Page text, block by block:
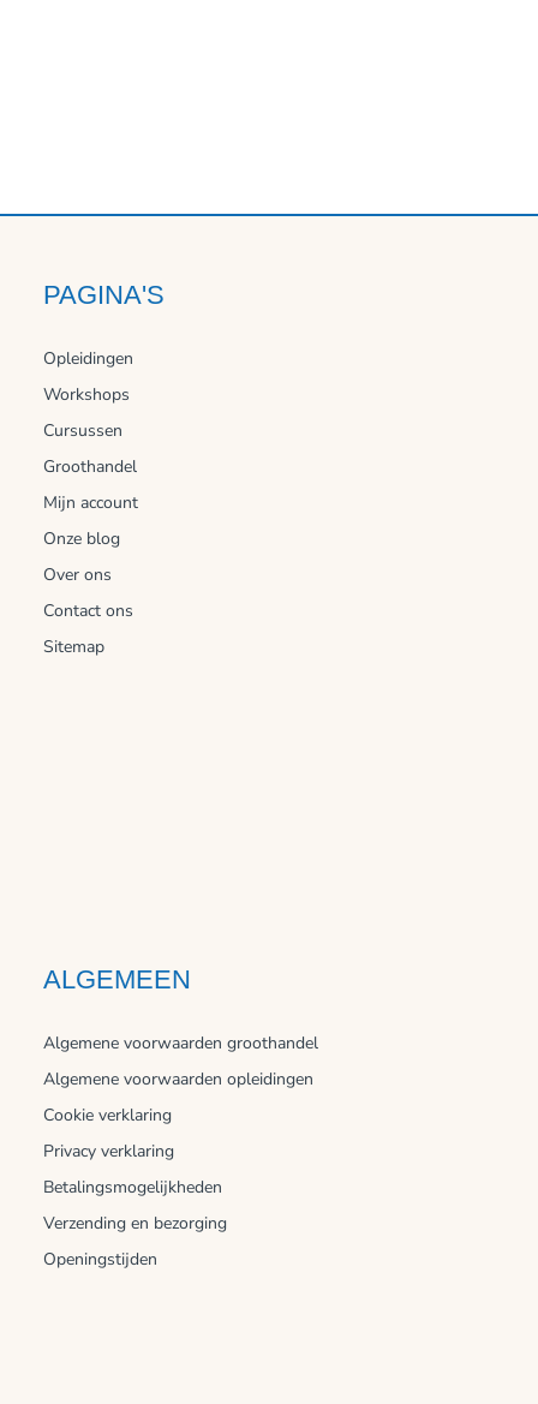
PAGINA'S
Opleidingen
Workshops
Cursussen
Groothandel
Mijn account
Onze blog
Over ons
Contact ons
Sitemap
ALGEMEEN
Algemene voorwaarden groothandel
Algemene voorwaarden opleidingen
Cookie verklaring
Privacy verklaring
Betalingsmogelijkheden
Verzending en bezorging
Openingstijden